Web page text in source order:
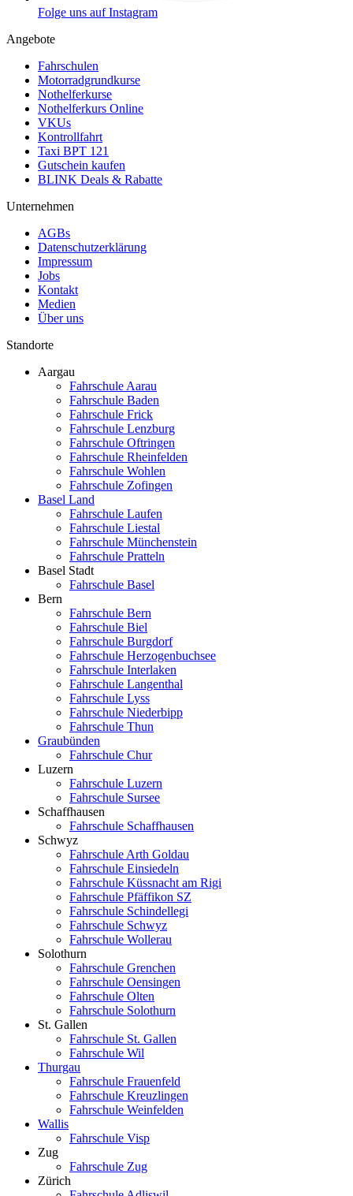
Folge uns auf Instagram
Angebote
Fahrschulen
Motorradgrundkurse
Nothelferkurse
Nothelferkurs Online
VKUs
Kontrollfahrt
Taxi BPT 121
Gutschein kaufen
BLINK Deals & Rabatte
Unternehmen
AGBs
Datenschutzerklärung
Impressum
Jobs
Kontakt
Medien
Über uns
Standorte
Aargau
Fahrschule Aarau
Fahrschule Baden
Fahrschule Frick
Fahrschule Lenzburg
Fahrschule Oftringen
Fahrschule Rheinfelden
Fahrschule Wohlen
Fahrschule Zofingen
Basel Land
Fahrschule Laufen
Fahrschule Liestal
Fahrschule Münchenstein
Fahrschule Pratteln
Basel Stadt
Fahrschule Basel
Bern
Fahrschule Bern
Fahrschule Biel
Fahrschule Burgdorf
Fahrschule Herzogenbuchsee
Fahrschule Interlaken
Fahrschule Langenthal
Fahrschule Lyss
Fahrschule Niederbipp
Fahrschule Thun
Graubünden
Fahrschule Chur
Luzern
Fahrschule Luzern
Fahrschule Sursee
Schaffhausen
Fahrschule Schaffhausen
Schwyz
Fahrschule Arth Goldau
Fahrschule Einsiedeln
Fahrschule Küssnacht am Rigi
Fahrschule Pfäffikon SZ
Fahrschule Schindellegi
Fahrschule Schwyz
Fahrschule Wollerau
Solothurn
Fahrschule Grenchen
Fahrschule Oensingen
Fahrschule Olten
Fahrschule Solothurn
St. Gallen
Fahrschule St. Gallen
Fahrschule Wil
Thurgau
Fahrschule Frauenfeld
Fahrschule Kreuzlingen
Fahrschule Weinfelden
Wallis
Fahrschule Visp
Zug
Fahrschule Zug
Zürich